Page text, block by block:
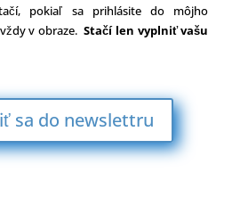
pokiaľ sa prihlásite do môjho
v obraze.Stačí len vyplniť vašu
sa do newslettru